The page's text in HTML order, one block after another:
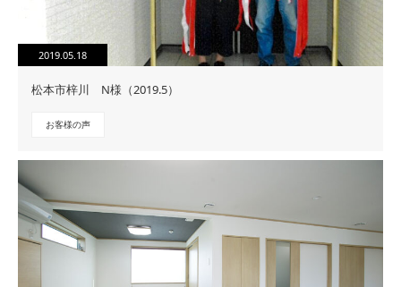
2019.05.18
松本市梓川 N様（2019.5）
お客様の声